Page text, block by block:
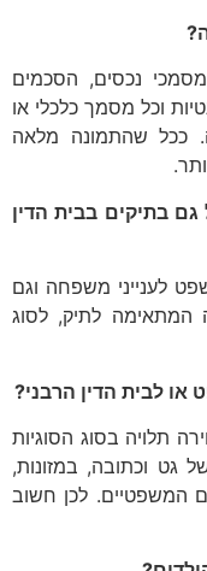
?
נכסים, הסכמים
וכל מסמך כלכלי או
ככל שהתמונה מלאה
גם בתיקים בבית הדין
לענייני משפחה וגם
המתאימה לתיק, לסוג
או לבית הדין הרבני?
תלויה בסוג הסוגיות
גט וכתובה, במזונות,
המשפטיים. לכן חשוב